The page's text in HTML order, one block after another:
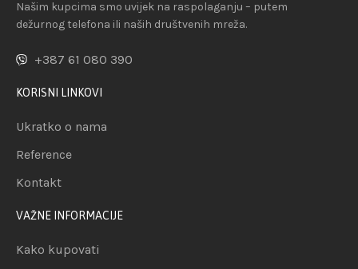
Našim kupcima smo uvijek na raspolaganju – putem
dežurnog telefona ili naših društvenih mreža.
+387 61 080 390
KORISNI LINKOVI
Ukratko o nama
Reference
Kontakt
VAŽNE INFORMACIJE
Kako kupovati